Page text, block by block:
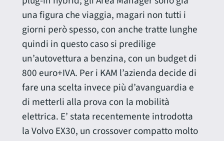
una figura che viaggia, magari non tutti i
giorni però spesso, con anche tratte lunghe
quindi in questo caso si predilige
un’autovettura a benzina, con un budget di
800 euro+IVA. Per i KAM l’azienda decide di
fare una scelta invece più d’avanguardia e
di metterli alla prova con la mobilità
elettrica. E’ stata recentemente introdotta
la Volvo EX30, un crossover compatto molto